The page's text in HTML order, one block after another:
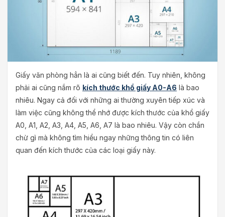
Giấy văn phòng hẳn là ai cũng biết đến. Tuy nhiên, không
phải ai cũng nắm rõ kích thước khổ giấy A0-A6 là bao
nhiêu. Ngay cả đối với những ai thường xuyên tiếp xúc và
làm việc cũng không thể nhớ được kích thước của khổ giấy
A0, A1, A2, A3, A4, A5, A6, A7 là bao nhiêu. Vậy còn chần
chừ gì mà không tìm hiểu ngay những thông tin có liên
quan đến kích thước của các loại giấy này.